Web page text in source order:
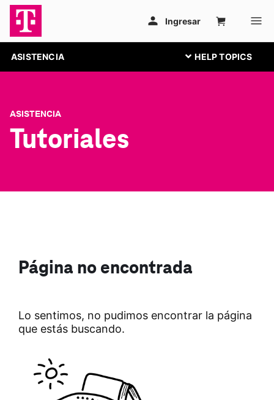
ASISTENCIA
ASISTENCIA
Tutoriales